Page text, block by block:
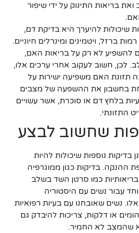
בריאות התינוק על ידי שיפור
שיכולות להיערך היא בדיקת דם,
ברזל, ויטמינים ומינרלים חיוניים.
להשפיע לא רק על בריאות האם,
לכן, חשוב לעקוב אחרי ערכים אלו,
תזונת האם משפיעה ישירות על
בחשבון את ההשפעה של מצבים
בלחץ דם או סוכרת, אשר עשויים
התזונתי.
שחשוב לבצע
בדיקות נוספות שיכולות להיות
ההנקה. בדיקות כגון ממוגרפיה
בריאותיות כמו סרטן השד בשלב
עבור נשים עם היסטוריה
נשים שאובחנו עם בעיות רפואיות
או דלקות, צריכות להיבדק גם
שהמצב לא החמיר.